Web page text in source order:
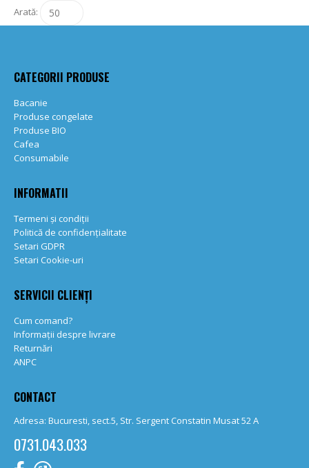
Arată:
CATEGORII PRODUSE
Bacanie
Produse congelate
Produse BIO
Cafea
Consumabile
INFORMATII
Termeni și condiții
Politică de confidențialitate
Setari GDPR
Setari Cookie-uri
SERVICII CLIENȚI
Cum comand?
Informații despre livrare
Returnări
ANPC
CONTACT
Adresa: Bucuresti, sect.5, Str. Sergent Constatin Musat 52 A
0731.043.033